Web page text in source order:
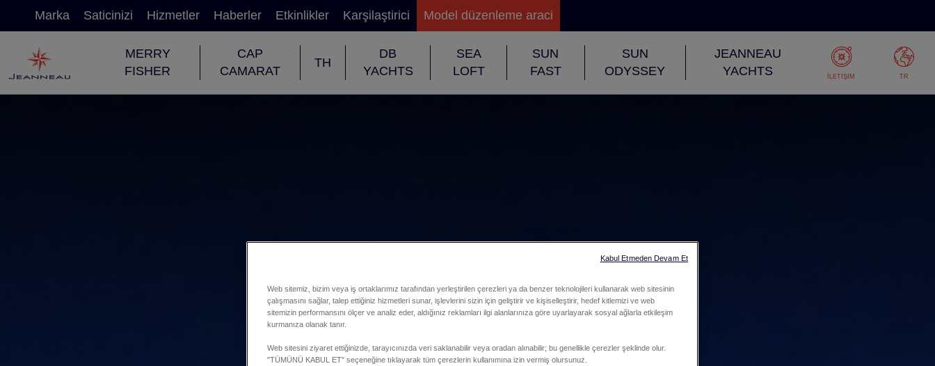
Marka Saticinizi Hizmetler Haberler Etkinlikler Karşilaştirici Model düzenleme araci
MERRY
FISHER
CAP
CAMARAT
TH
DB
YACHTS
SEA
LOFT
SUN
FAST
SUN
ODYSSEY
JEANNEAU
YACHTS
İLETIŞIM TR
Web sitemiz, bizim veya iş ortaklarımız tarafından yerleştirilen çerezleri ya da benzer teknolojileri kullanarak web sitesinin
çalışmasını sağlar, talep ettiğiniz hizmetleri sunar, işlevlerini sizin için geliştirir ve kişiselleştirir, hedef kitlemizi ve web
sitemizin performansını ölçer ve analiz eder, aldığınız reklamları ilgi alanlarınıza göre uyarlayarak sosyal ağlarla etkileşim
kurmanıza olanak tanır.
Web sitesini ziyaret ettiğinizde, tarayıcınızda veri saklanabilir veya oradan alınabilir; bu genellikle çerezler şeklinde olur.
"TÜMÜNÜ KABUL ET" seçeneğine tıklayarak tüm çerezlerin kullanımına izin vermiş olursunuz.
Kabul Etmeden Devam Et